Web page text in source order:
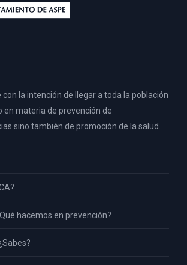
con la intención de llegar a toda la población
en materia de prevención de
sino también de promoción de la salud.
hacemos en prevención?